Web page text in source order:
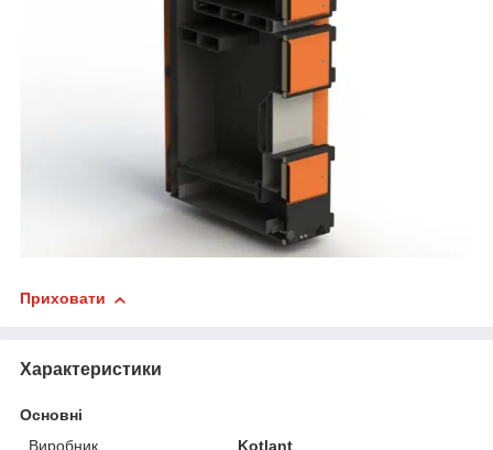
Приховати
Характеристики
Основні
Виробник
Kotlant